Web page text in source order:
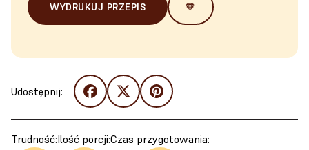
WYDRUKUJ PRZEPIS 🧡
Udostępnij:
Trudność:Ilość porcji:Czas przygotowania: